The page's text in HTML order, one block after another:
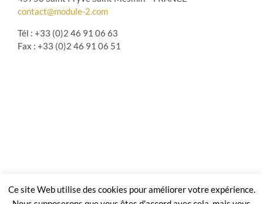
contact@module-2.com
Tél : +33 (0)2 46 91 06 63
Fax : +33 (0)2 46 91 06 51
propriété intellectuelle le site, les textes et les photographies sont une
Ce site Web utilise des cookies pour améliorer votre expérience.